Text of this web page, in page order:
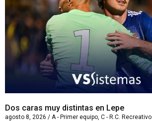
Dos caras muy distintas en Lepe
agosto 8, 2026 / A - Primer equipo, C - R.C. Recreativo